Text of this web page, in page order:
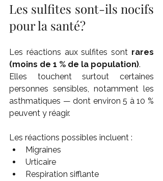
Les sulfites sont-ils nocifs
pour la santé?
Les réactions aux sulfites sont rares
(moins de 1 % de la population).
Elles touchent surtout certaines
personnes sensibles, notamment les
asthmatiques — dont environ 5 à 10 %
peuvent y réagir.
Les réactions possibles incluent :
Migraines
Urticaire
Respiration sifflante